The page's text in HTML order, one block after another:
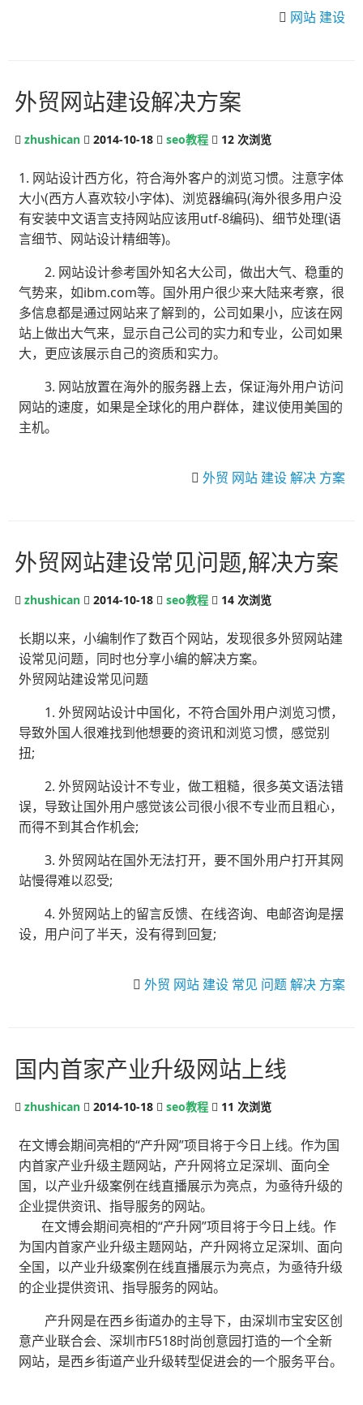
网站 建设
外贸网站建设解决方案
zhushican 2014-10-18 seo教程 12 次浏览
1. 网站设计西方化，符合海外客户的浏览习惯。注意字体
大小(西方人喜欢较小字体)、浏览器编码(海外很多用户没
有安装中文语言支持网站应该用utf-8编码)、细节处理(语
言细节、网站设计精细等)。
2. 网站设计参考国外知名大公司，做出大气、稳重的
气势来，如ibm.com等。国外用户很少来大陆来考察，很
多信息都是通过网站来了解到的，公司如果小，应该在网
站上做出大气来，显示自己公司的实力和专业，公司如果
大，更应该展示自己的资质和实力。
3. 网站放置在海外的服务器上去，保证海外用户访问
网站的速度，如果是全球化的用户群体，建议使用美国的
主机。
外贸 网站 建设解决 方案
外贸网站建设常见问题,解决方案
zhushican 2014-10-18 seo教程 14 次浏览
长期以来，小编制作了数百个网站，发现很多外贸网站建
设常见问题，同时也分享小编的解决方案。
外贸网站建设常见问题
1. 外贸网站设计中国化，不符合国外用户浏览习惯，
导致外国人很难找到他想要的资讯和浏览习惯，感觉别
扭;
2. 外贸网站设计不专业，做工粗糙，很多英文语法错
误，导致让国外用户感觉该公司很小很不专业而且粗心，
而得不到其合作机会;
3. 外贸网站在国外无法打开，要不国外用户打开其网
站慢得难以忍受;
4. 外贸网站上的留言反馈、在线咨询、电邮咨询是摆
设，用户问了半天，没有得到回复;
外贸 网站 建设 常见 问题解决 方案
国内首家产业升级网站上线
zhushican 2014-10-18 seo教程 11 次浏览
在文博会期间亮相的“产升网”项目将于今日上线。作为国
内首家产业升级主题网站，产升网将立足深圳、面向全
国，以产业升级案例在线直播展示为亮点，为亟待升级的
企业提供资讯、指导服务的网站。
在文博会期间亮相的“产升网”项目将于今日上线。作
为国内首家产业升级主题网站，产升网将立足深圳、面向
全国，以产业升级案例在线直播展示为亮点，为亟待升级
的企业提供资讯、指导服务的网站。
产升网是在西乡街道办的主导下，由深圳市宝安区创
意产业联合会、深圳市F518时尚创意园打造的一个全新
网站，是西乡街道产业升级转型促进会的一个服务平台。